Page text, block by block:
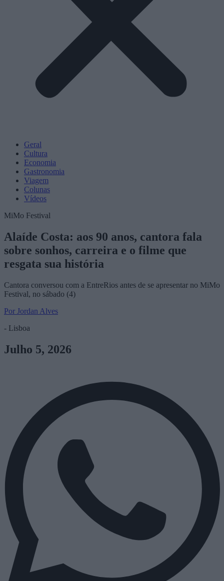
Geral
Cultura
Economia
Gastronomia
Viagem
Colunas
Vídeos
MiMo Festival
Alaíde Costa: aos 90 anos, cantora fala
sobre sonhos, carreira e o filme que
resgata sua história
Cantora conversou com a EntreRios antes de se apresentar no MiMo
Festival, no sábado (4)
Por Jordan Alves
- Lisboa
Julho 5, 2026